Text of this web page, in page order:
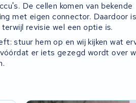
De cellen komen van bekende
met eigen connector. Daardoor
revisie wel een optie is.
stuur hem op en wij kijken wat
er iets gezegd wordt over